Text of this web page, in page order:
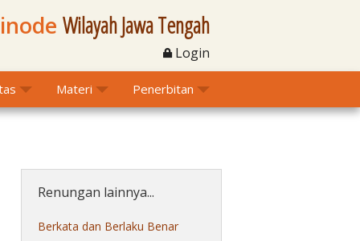
Wilayah Jawa Tengah
Login
Materi Penerbitan
Renungan lainnya...
Berkata dan Berlaku Benar